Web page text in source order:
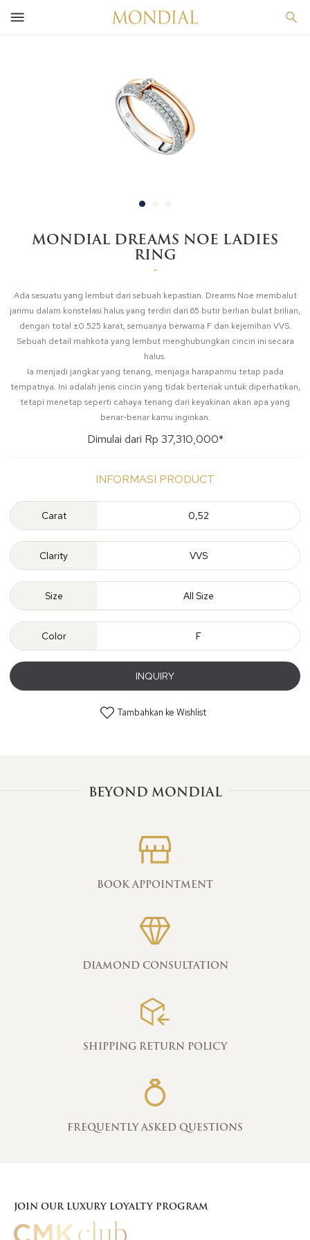
MONDIAL DREAMS NOE LADIES
RING
-
Ada sesuatu yang lembut dari sebuah kepastian. Dreams Noe membalut
jarimu dalam konstelasi halus yang terdiri dari 65 butir berlian bulat brilian,
dengan total ±0.525 karat, semuanya berwarna F dan kejernihan VVS.
Sebuah detail mahkota yang lembut menghubungkan cincin ini secara
halus.
Ia menjadi jangkar yang tenang, menjaga harapanmu tetap pada
tempatnya. Ini adalah jenis cincin yang tidak berteriak untuk diperhatikan,
tetapi menetap seperti cahaya tenang dari keyakinan akan apa yang
benar-benar kamu inginkan.
Dimulai dari Rp 37,310,000*
INFORMASI PRODUCT
Carat 0,52
Clarity VVS
Size All Size
Color F
INQUIRY
Tambahkan ke Wishlist
BEYOND MONDIAL
BOOK APPOINTMENT
DIAMOND CONSULTATION
SHIPPING RETURN POLICY
FREQUENTLY ASKED QUESTIONS
JOIN OUR LUXURY LOYALTY PROGRAM